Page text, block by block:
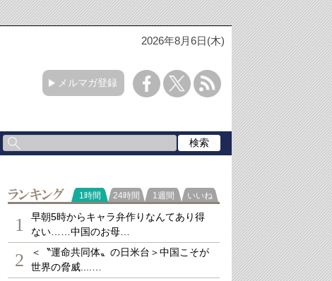
2026年8月6日(木)
メルマガ登録
ランキング
1時間 24時間 1週間 いいね
1
早朝5時からキャラ弁作りなんてあり得
ない……中国のお母…
2
＜〝運命共同体〟の日米台＞中国こそが
世界の脅威....…